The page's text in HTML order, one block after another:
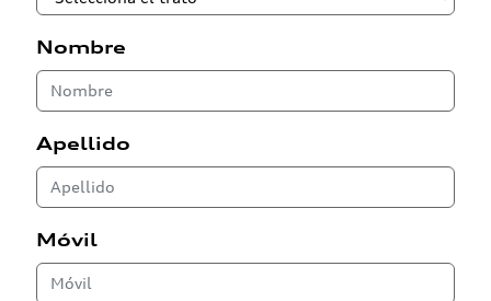
Nombre
Apellido
Móvil